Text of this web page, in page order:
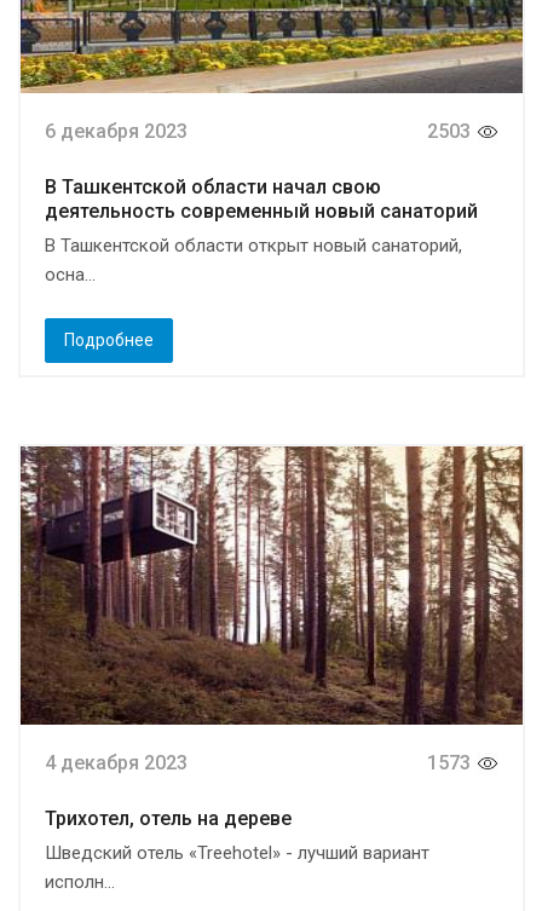
6 декабря 2023 2503
В Ташкентской области начал свою
деятельность современный новый санаторий
В Ташкентской области открыт новый санаторий,
осна...
Подробнее
4 декабря 2023 1573
Трихотел, отель на дереве
Шведский отель «Treehotel» - лучший вариант
исполн...